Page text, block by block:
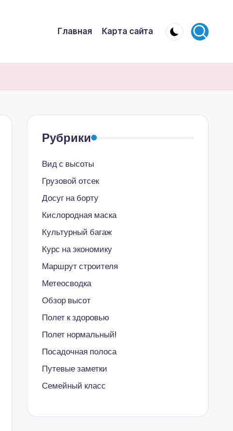
Главная Карта сайта
Рубрики
Вид с высоты
Грузовой отсек
Досуг на борту
Кислородная маска
Культурный багаж
Курс на экономику
Маршрут строителя
Метеосводка
Обзор высот
Полет к здоровью
Полет нормальный!
Посадочная полоса
Путевые заметки
Семейный класс